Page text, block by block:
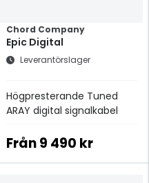
Chord Company
Epic Digital
Leverantörslager
Högpresterande Tuned
ARAY digital signalkabel
Från9 490 kr